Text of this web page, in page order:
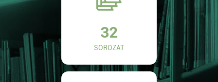
32
SOROZAT